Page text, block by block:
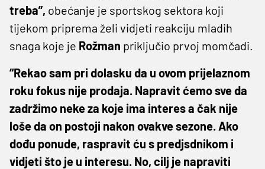
treba”, obećanje je sportskog sektora koji
tijekom priprema želi vidjeti reakciju mladih
snaga koje je Rožman priključio prvoj momčadi.
“Rekao sam pri dolasku da u ovom prijelaznom
roku fokus nije prodaja. Napravit ćemo sve da
zadržimo neke za koje ima interes a čak nije
loše da on postoji nakon ovakve sezone. Ako
dođu ponude, raspravit ću s predjsdnikom i
vidjeti što je u interesu. No, cilj je napraviti